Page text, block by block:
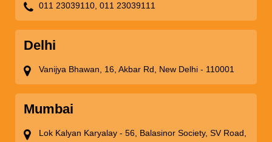
011 23039110, 011 23039111
Delhi
Vanijya Bhawan, 16, Akbar Rd, New Delhi - 110001
Mumbai
Lok Kalyan Karyalay - 56, Balasinor Society, SV Road,